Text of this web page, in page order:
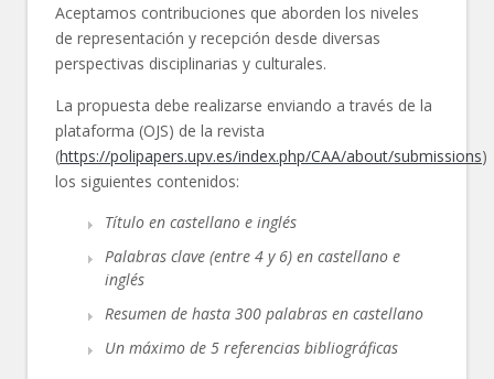
Aceptamos contribuciones que aborden los niveles
de representación y recepción desde diversas
perspectivas disciplinarias y culturales.
La propuesta debe realizarse enviando a través de la
plataforma (OJS) de la revista
(https://polipapers.upv.es/index.php/CAA/about/submissions)
los siguientes contenidos:
Título en castellano e inglés
Palabras clave (entre 4 y 6) en castellano e
inglés
Resumen de hasta 300 palabras en castellano
Un máximo de 5 referencias bibliográficas